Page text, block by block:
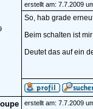
erstellt am: 7.7.2009
So, hab grade
Beim schalten ist
Deutet das auf ein
erstellt am: 7.7.2009